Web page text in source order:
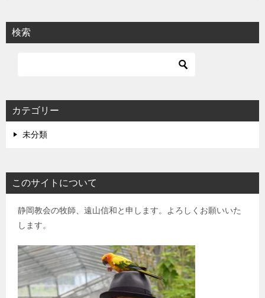
検索
カテゴリー
未分類
このサイトについて
静岡教会の牧師、遠山信和と申します。よろしくお願いいた
します。